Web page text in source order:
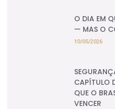
O DIA EM
— MAS O
10/05/2026
CAPÍTULO
QUE O
VENCER